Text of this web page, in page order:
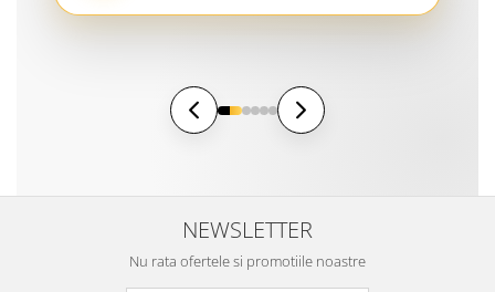
NEWSLETTER
Nu rata ofertele si promotiile noastre